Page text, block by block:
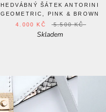
HEDVÁBNÝ ŠÁTEK ANTORINI
GEOMETRIC, PINK & BROWN
4.000 KČ
5.500 KČ
Skladem